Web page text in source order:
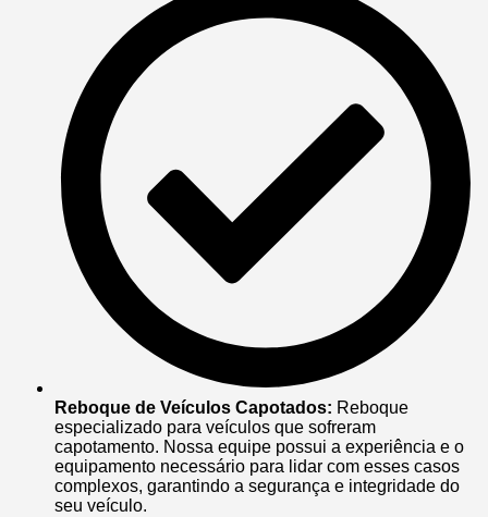
Reboque de Veículos Capotados: Reboque
especializado para veículos que sofreram
capotamento. Nossa equipe possui a experiência e o
equipamento necessário para lidar com esses casos
complexos, garantindo a segurança e integridade do
seu veículo.